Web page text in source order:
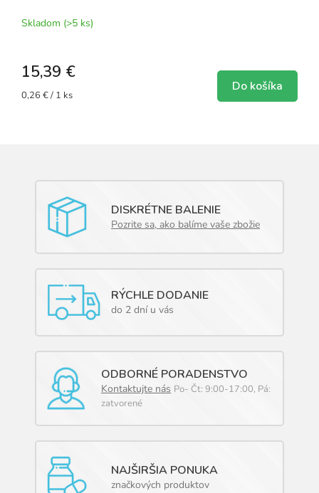
Skladom (>5 ks)
15,39 €
Jednotková
0,26 € / 1 ks
Do košíka
DISKRÉTNE BALENIE
Pozrite sa, ako balíme vaše zbožie
RÝCHLE DODANIE
do 2 dní u vás
ODBORNÉ PORADENSTVO
Kontaktujte nás Po- Čt: 9:00-17:00, Pá:
zatvorené
NAJŠIRŠIA PONUKA
značkových produktov